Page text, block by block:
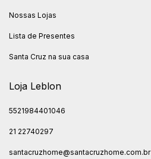
Nossas Lojas
Lista de Presentes
Santa Cruz na sua casa
Loja Leblon
5521984401046
21 22740297
santacruzhome@santacruzhome.com.br